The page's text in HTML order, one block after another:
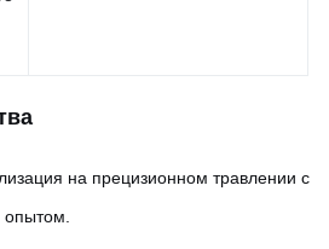
на прецизионном травлении с